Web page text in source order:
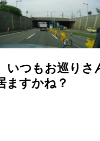
いつもお巡り
ますかね？